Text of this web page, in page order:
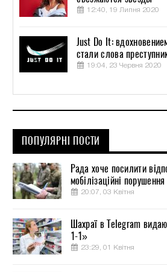
12:40, 19 Липня 2020
Just Do It:
стали слова
19:04, 23 Червня 2020
ПОПУЛЯРНІ ПОСТИ
Рада хоче посилити
мобілізаційні порушення
20:07, 03 Квітня
Шахраї в Telegram
1-1»
23:29, 01 Квітня